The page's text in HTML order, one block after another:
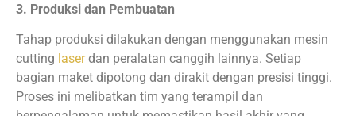
3. Produksi dan Pembuatan
Tahap produksi dilakukan dengan menggunakan mesin
cutting laserdan peralatan canggih lainnya. Setiap
bagian maket dipotong dan dirakit dengan presisi tinggi.
Proses ini melibatkan tim yang terampil dan